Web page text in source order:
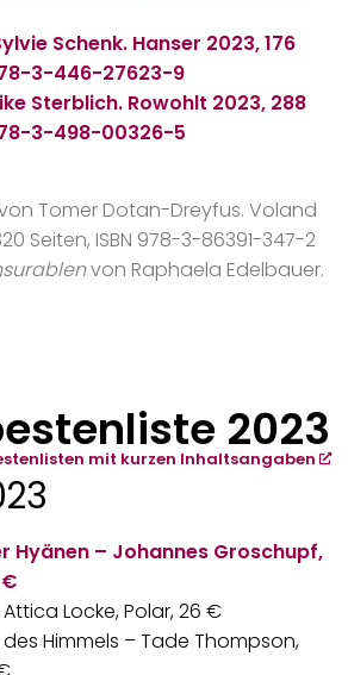
Schenk. Hanser 2023, 176
3-446-27623-9
Sterblich. Rowohlt 2023, 288
3-498-00326-5
Tomer Dotan-Dreyfus. Voland
Seiten, ISBN 978-3-86391-347-2
von Raphaela Edelbauer.
2023
mit kurzen Inhaltsangaben
Hyänen – Johannes Groschupf,
€
Locke, Polar, 26 €
Himmels – Tade Thompson,